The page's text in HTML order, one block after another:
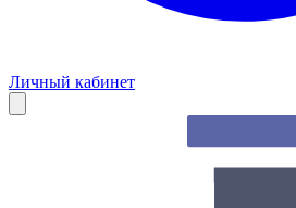
Личный кабинет